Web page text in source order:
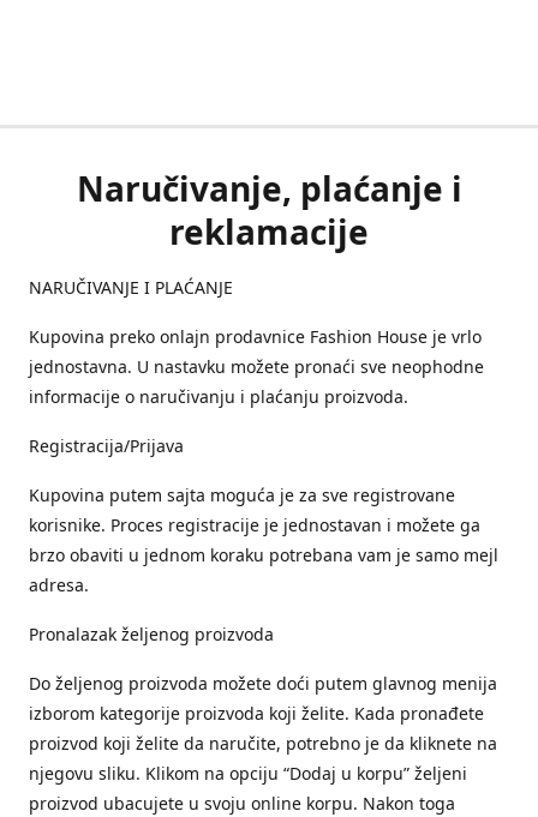
Naručivanje, plaćanje i
reklamacije
NARUČIVANJE I PLAĆANJE
Kupovina preko onlajn prodavnice Fashion House je vrlo
jednostavna. U nastavku možete pronaći sve neophodne
informacije o naručivanju i plaćanju proizvoda.
Registracija/Prijava
Kupovina putem sajta moguća je za sve registrovane
korisnike. Proces registracije je jednostavan i možete ga
brzo obaviti u jednom koraku potrebana vam je samo mejl
adresa.
Pronalazak željenog proizvoda
Do željenog proizvoda možete doći putem glavnog menija
izborom kategorije proizvoda koji želite. Kada pronađete
proizvod koji želite da naručite, potrebno je da kliknete na
njegovu sliku. Klikom na opciju “Dodaj u korpu” željeni
proizvod ubacujete u svoju online korpu. Nakon toga